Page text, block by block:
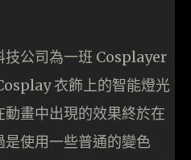
技公司為一班 Cosplayer
衣飾上的智能燈光
畫中出現的效果終於在
使用一些普通的變色